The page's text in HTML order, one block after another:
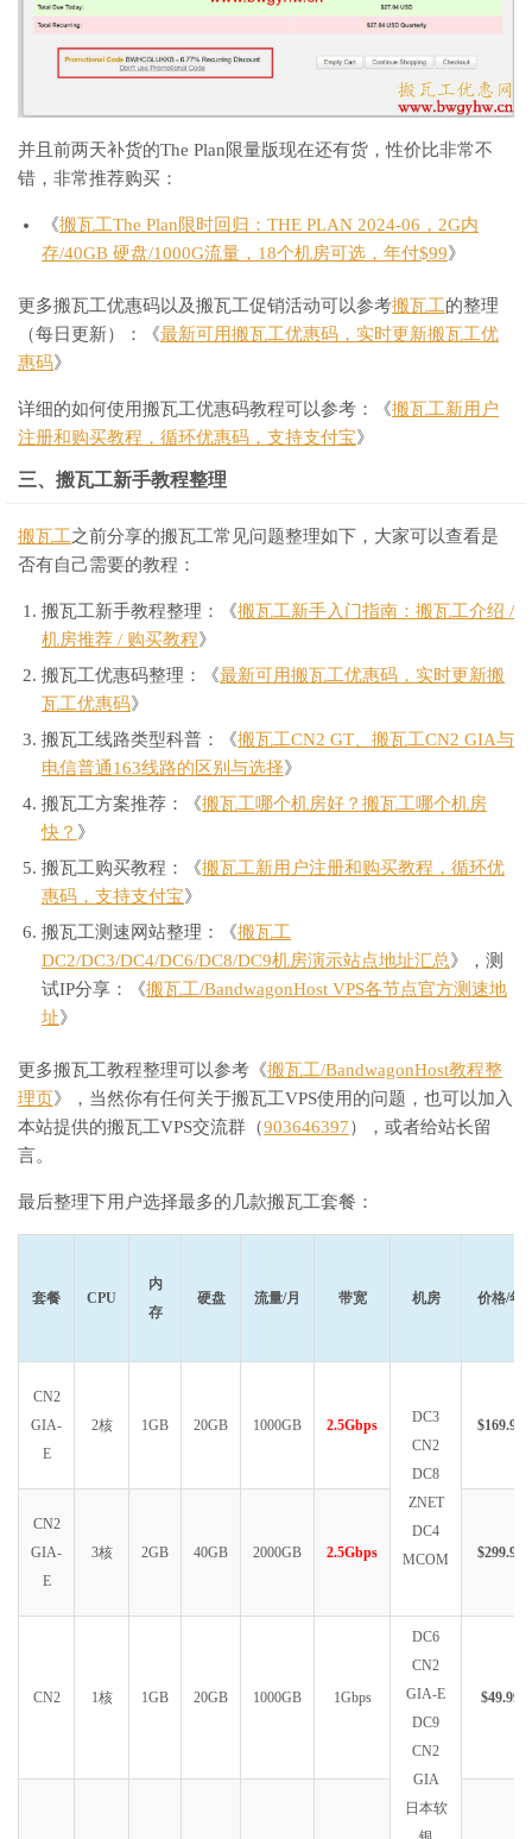
并且前两天补货的The Plan限量版现在还有货，性价比非常不
错，非常推荐购买：
《搬瓦工The Plan限时回归：THE PLAN 2024-06，2G内
存/40GB 硬盘/1000G流量，18个机房可选，年付$99》
更多搬瓦工优惠码以及搬瓦工促销活动可以参考搬瓦工的整理
（每日更新）：《最新可用搬瓦工优惠码，实时更新搬瓦工优
惠码》
详细的如何使用搬瓦工优惠码教程可以参考：《搬瓦工新用户
注册和购买教程，循环优惠码，支持支付宝》
三、搬瓦工新手教程整理
搬瓦工之前分享的搬瓦工常见问题整理如下，大家可以查看是
否有自己需要的教程：
搬瓦工新手教程整理：《搬瓦工新手入门指南：搬瓦工介绍 /
机房推荐 / 购买教程》
搬瓦工优惠码整理：《最新可用搬瓦工优惠码，实时更新搬
瓦工优惠码》
搬瓦工线路类型科普：《搬瓦工CN2 GT、搬瓦工CN2 GIA与
电信普通163线路的区别与选择》
搬瓦工方案推荐：《搬瓦工哪个机房好？搬瓦工哪个机房
快？ 》
搬瓦工购买教程：《搬瓦工新用户注册和购买教程，循环优
惠码，支持支付宝》
搬瓦工测速网站整理：《搬瓦工
DC2/DC3/DC4/DC6/DC8/DC9机房演示站点地址汇总》，测
试IP分享：《搬瓦工/BandwagonHost VPS各节点官方测速地
址》
更多搬瓦工教程整理可以参考《搬瓦工/BandwagonHost教程整
理页》，当然你有任何关于搬瓦工VPS使用的问题，也可以加入
本站提供的搬瓦工VPS交流群（903646397），或者给站长留
言。
最后整理下用户选择最多的几款搬瓦工套餐：
套餐 CPU
内
存
硬盘 流量/月 带宽 机房 价格/年
CN2
GIA-
E
2核 1GB 20GB 1000GB 2.5Gbps
DC3
CN2
DC8
ZNET
DC4
MCOM
$169.99
CN2
GIA-
E
3核 2GB 40GB 2000GB 2.5Gbps $299.99
CN2 1核 1GB 20GB 1000GB 1Gbps
DC6
CN2
GIA-E
DC9
CN2
GIA
日本软
$49.99